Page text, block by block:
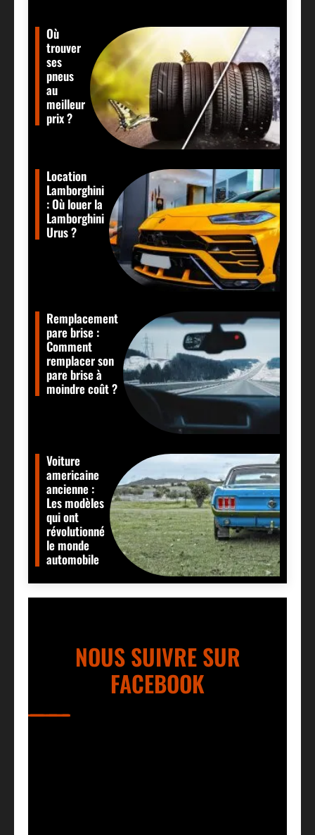
Où
trouver
ses
pneus
au
meilleur
prix ?
Location
Lamborghini
: Où louer la
Lamborghini
Urus ?
Remplacement
pare brise :
Comment
remplacer son
pare brise à
moindre coût ?
Voiture
americaine
ancienne :
Les modèles
qui ont
révolutionné
le monde
automobile
NOUS SUIVRE SUR
FACEBOOK